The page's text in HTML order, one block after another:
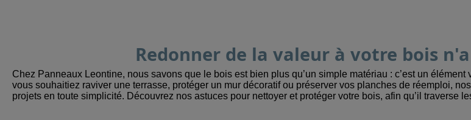
Redonner de la valeur à votre bois
Chez Panneaux Leontine, nous savons que le bois est bien plus qu’un simple matériau : c’est un
vous souhaitiez raviver une terrasse, protéger un mur décoratif ou préserver vos planches de réemploi,
projets en toute simplicité. Découvrez nos astuces pour nettoyer et protéger votre bois, afin qu’il traverse